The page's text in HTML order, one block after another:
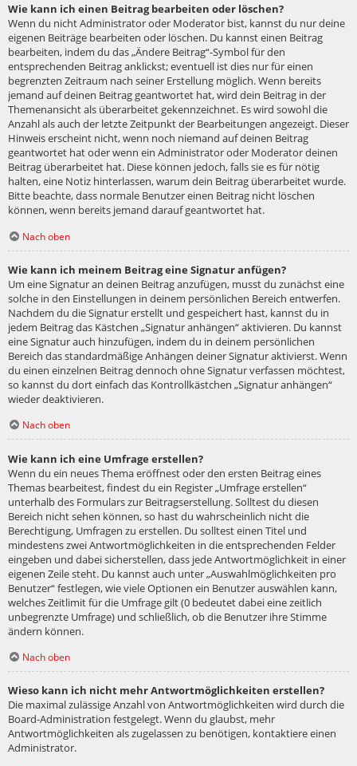
Wie kann ich einen Beitrag bearbeiten oder löschen?
Wenn du nicht Administrator oder Moderator bist, kannst du nur deine
eigenen Beiträge bearbeiten oder löschen. Du kannst einen Beitrag
bearbeiten, indem du das „Ändere Beitrag“-Symbol für den
entsprechenden Beitrag anklickst; eventuell ist dies nur für einen
begrenzten Zeitraum nach seiner Erstellung möglich. Wenn bereits
jemand auf deinen Beitrag geantwortet hat, wird dein Beitrag in der
Themenansicht als überarbeitet gekennzeichnet. Es wird sowohl die
Anzahl als auch der letzte Zeitpunkt der Bearbeitungen angezeigt. Dieser
Hinweis erscheint nicht, wenn noch niemand auf deinen Beitrag
geantwortet hat oder wenn ein Administrator oder Moderator deinen
Beitrag überarbeitet hat. Diese können jedoch, falls sie es für nötig
halten, eine Notiz hinterlassen, warum dein Beitrag überarbeitet wurde.
Bitte beachte, dass normale Benutzer einen Beitrag nicht löschen
können, wenn bereits jemand darauf geantwortet hat.
Nach oben
Wie kann ich meinem Beitrag eine Signatur anfügen?
Um eine Signatur an deinen Beitrag anzufügen, musst du zunächst eine
solche in den Einstellungen in deinem persönlichen Bereich entwerfen.
Nachdem du die Signatur erstellt und gespeichert hast, kannst du in
jedem Beitrag das Kästchen „Signatur anhängen“ aktivieren. Du kannst
eine Signatur auch hinzufügen, indem du in deinem persönlichen
Bereich das standardmäßige Anhängen deiner Signatur aktivierst. Wenn
du einen einzelnen Beitrag dennoch ohne Signatur verfassen möchtest,
so kannst du dort einfach das Kontrollkästchen „Signatur anhängen“
wieder deaktivieren.
Nach oben
Wie kann ich eine Umfrage erstellen?
Wenn du ein neues Thema eröffnest oder den ersten Beitrag eines
Themas bearbeitest, findest du ein Register „Umfrage erstellen“
unterhalb des Formulars zur Beitragserstellung. Solltest du diesen
Bereich nicht sehen können, so hast du wahrscheinlich nicht die
Berechtigung, Umfragen zu erstellen. Du solltest einen Titel und
mindestens zwei Antwortmöglichkeiten in die entsprechenden Felder
eingeben und dabei sicherstellen, dass jede Antwortmöglichkeit in einer
eigenen Zeile steht. Du kannst auch unter „Auswahlmöglichkeiten pro
Benutzer“ festlegen, wie viele Optionen ein Benutzer auswählen kann,
welches Zeitlimit für die Umfrage gilt (0 bedeutet dabei eine zeitlich
unbegrenzte Umfrage) und schließlich, ob die Benutzer ihre Stimme
ändern können.
Nach oben
Wieso kann ich nicht mehr Antwortmöglichkeiten erstellen?
Die maximal zulässige Anzahl von Antwortmöglichkeiten wird durch die
Board-Administration festgelegt. Wenn du glaubst, mehr
Antwortmöglichkeiten als zugelassen zu benötigen, kontaktiere einen
Administrator.